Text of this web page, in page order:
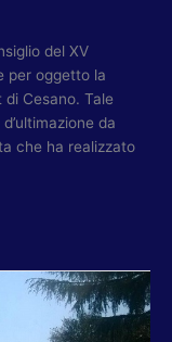
del XV
per oggetto la
Cesano. Tale
da
che ha realizzato